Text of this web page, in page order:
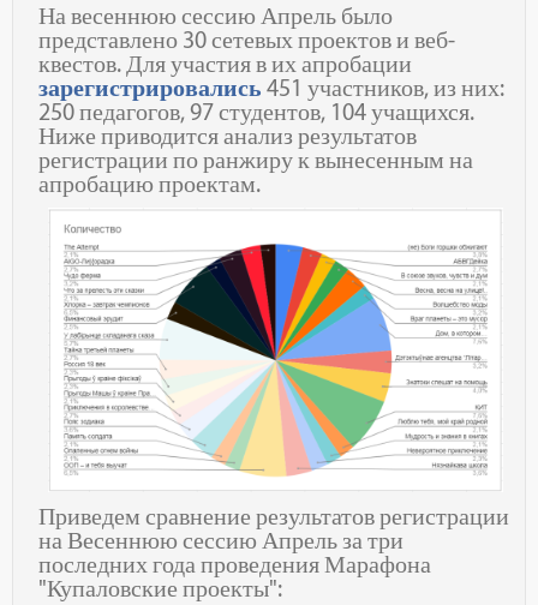
На весеннюю сессию Апрель было
представлено 30 сетевых проектов и веб-
квестов. Для участия в их апробации
зарегистрировались 451 участников, из них:
250 педагогов, 97 студентов, 104 учащихся.
Ниже приводится анализ результатов
регистрации по ранжиру к вынесенным на
апробацию проектам.
Приведем сравнение результатов регистрации
на Весеннюю сессию Апрель за три
последних года проведения Марафона
"Купаловские проекты":